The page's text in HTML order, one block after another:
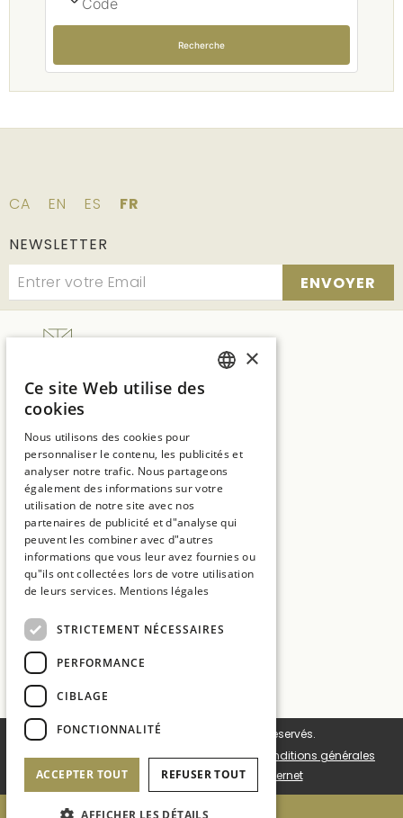
Recherche
CA EN ES
FR
NEWSLETTER
ENVOYER
SUITES NATURA
Ctra. C65 Km.7, vecindario de Solius, s/n
17246 Girona
+34 972 837 017
hotelmt@salleshotels.com
Hotel Mas Tapiolas
Hotel Cala del Pi
Sallés Hotels
© 2026 Sallés Hotels. Tous droits réservés.
Cookie settings
Politique de cookies
Conditions générales
Mentions légales
Carte Internet
CATALAN
FRENCH
×
Ce site Web utilise des
cookies
Nous utilisons des cookies pour
personnaliser le contenu, les publicités et
analyser notre trafic. Nous partageons
également des informations sur votre
utilisation de notre site avec nos
partenaires de publicité et d"analyse qui
peuvent les combiner avec d"autres
informations que vous leur avez fournies ou
qu"ils ont collectées lors de votre utilisation
de leurs services. Mentions légales
STRICTEMENT NÉCESSAIRES
PERFORMANCE
CIBLAGE
FONCTIONNALITÉ
ACCEPTER TOUT REFUSER TOUT
AFFICHER LES DÉTAILS